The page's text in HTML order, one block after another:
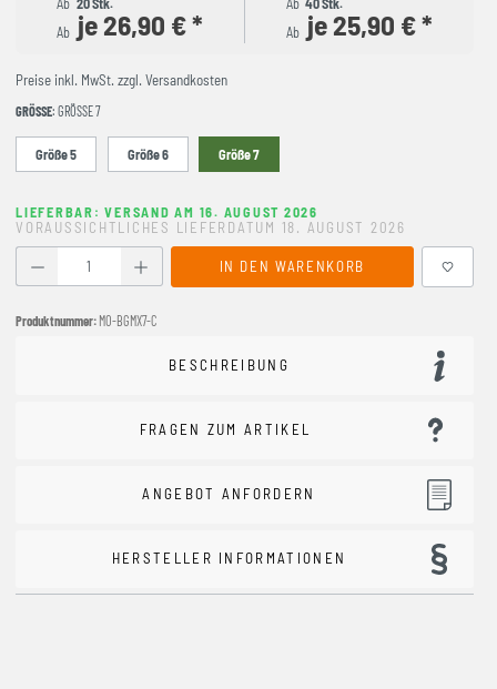
Ab 20 Stk.
Ab je 26,90 € *
Ab 40 Stk.
Ab je 25,90 € *
Preise inkl. MwSt. zzgl. Versandkosten
GRÖSSE : GRÖSSE 7
Größe 5 Größe 6 Größe 7
LIEFERBAR: VERSAND AM 16. AUGUST 2026
VORAUSSICHTLICHES LIEFERDATUM 18. AUGUST 2026
Produkt Anzahl: Gib den gewünschten Wert ein oder
IN DEN WARENKORB
Produktnummer: MO-BGMX7-C
BESCHREIBUNG
FRAGEN ZUM ARTIKEL
ANGEBOT ANFORDERN
HERSTELLER INFORMATIONEN